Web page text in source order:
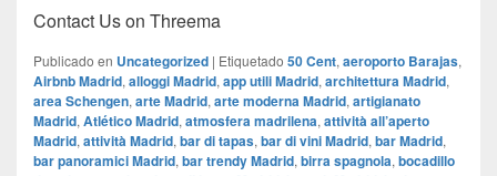
Contact Us on Threema
Publicado en Uncategorized | Etiquetado 50 Cent, aeroporto Barajas,
Airbnb Madrid, alloggi Madrid, app utili Madrid, architettura Madrid,
area Schengen, arte Madrid, arte moderna Madrid, artigianato
Madrid, Atlético Madrid, atmosfera madrilena, attività all’aperto
Madrid, attività Madrid, bar di tapas, bar di vini Madrid, bar Madrid,
bar panoramici Madrid, bar trendy Madrid, birra spagnola, bocadillo